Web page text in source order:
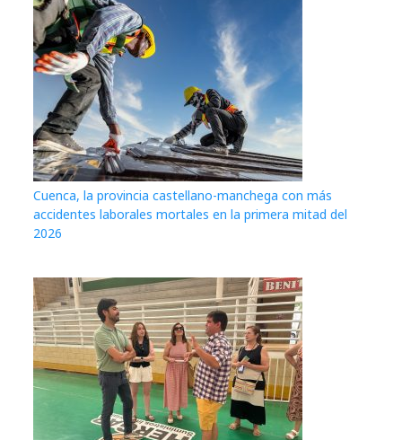
Cuenca, la provincia castellano-manchega con más
accidentes laborales mortales en la primera mitad del
2026